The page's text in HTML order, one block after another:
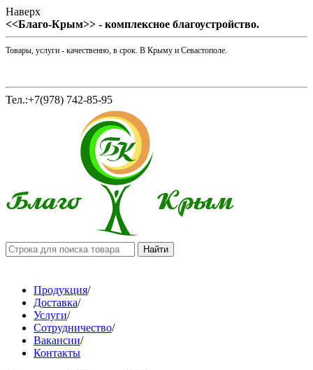
Наверх
<<Благо-Крым>> - комплексное благоустройство.
Товары, услуги - качественно, в срок. В Крыму и Севастополе.
Тел.:+7(978) 742-85-95
Продукция/
Доставка/
Услуги/
Сотрудничество/
Вакансии/
Контакты